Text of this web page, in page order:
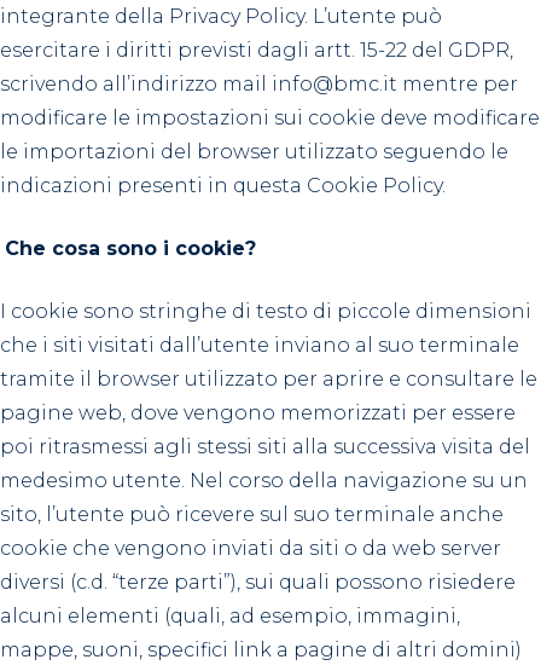
integrante della Privacy Policy. L’utente può
esercitare i diritti previsti dagli artt. 15-22 del GDPR,
scrivendo all’indirizzo mail info@bmc.it mentre per
modificare le impostazioni sui cookie deve modificare
le importazioni del browser utilizzato seguendo le
indicazioni presenti in questa Cookie Policy.
Che cosa sono i cookie?
I cookie sono stringhe di testo di piccole dimensioni
che i siti visitati dall’utente inviano al suo terminale
tramite il browser utilizzato per aprire e consultare le
pagine web, dove vengono memorizzati per essere
poi ritrasmessi agli stessi siti alla successiva visita del
medesimo utente. Nel corso della navigazione su un
sito, l’utente può ricevere sul suo terminale anche
cookie che vengono inviati da siti o da web server
diversi (c.d. “terze parti”), sui quali possono risiedere
alcuni elementi (quali, ad esempio, immagini,
mappe, suoni, specifici link a pagine di altri domini)